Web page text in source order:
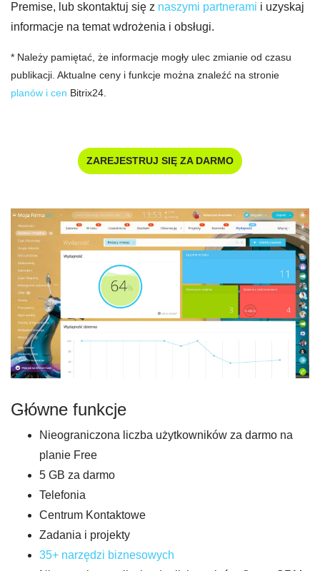
Premise, lub skontaktuj się z naszymi partnerami i uzyskaj
informacje na temat wdrożenia i obsługi.
* Należy pamiętać, że informacje mogły ulec zmianie od czasu
publikacji. Aktualne ceny i funkcje można znaleźć na stronie
planów i cen Bitrix24.
ZAREJESTRUJ SIĘ ZA DARMO
Główne funkcje
Nieograniczona liczba użytkowników za darmo na
planie Free
5 GB za darmo
Telefonia
Centrum Kontaktowe
Zadania i projekty
35+ narzędzi biznesowych